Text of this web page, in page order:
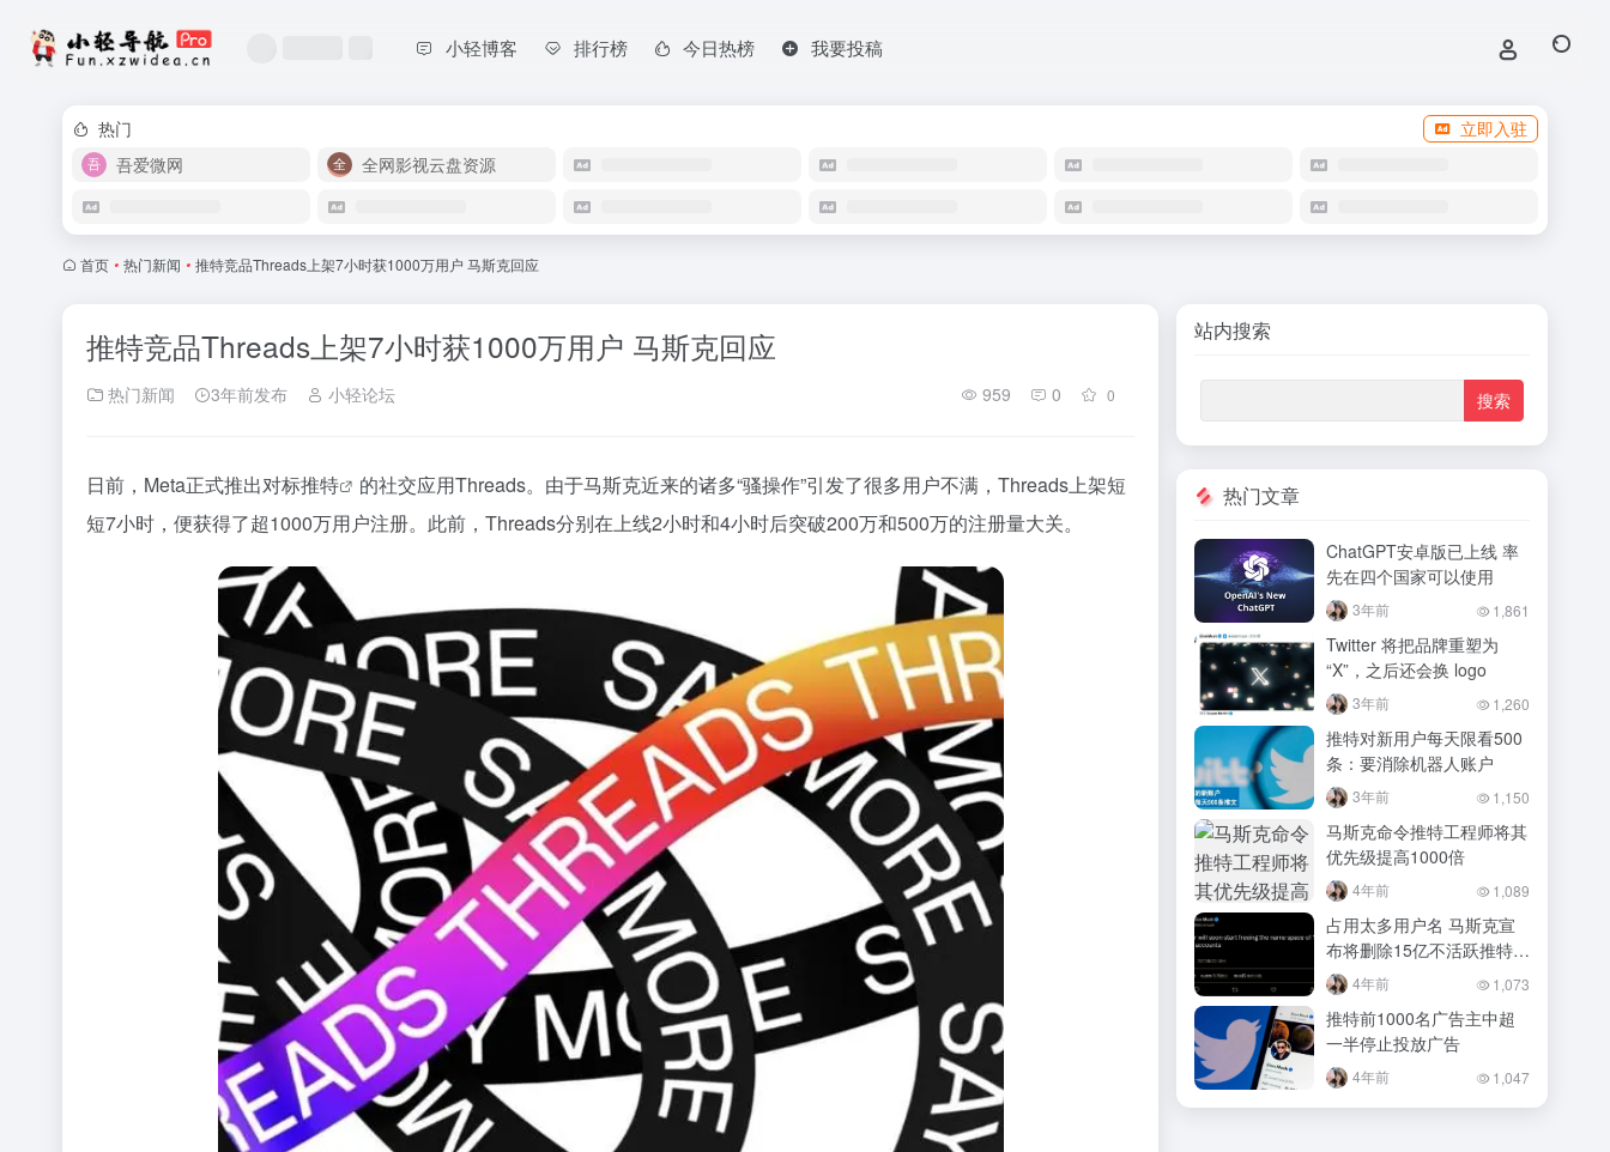
小轻博客 排行榜 今日热榜 我要投稿
热门
立即入驻
吾爱微网
全网影视云盘资源
首页 • 热门新闻 • 推特竞品Threads上架7小时获1000万用户 马斯克回应
推特竞品Threads上架7小时获1000万用户 马斯克回应
热门新闻 3年前发布 小轻论坛 959 0 0
日前，Meta正式推出对标推特
的社交应用Threads。由于马斯克近来的诸多“骚操作”引发了很多用户不满，Threads上架短
短7小时，便获得了超1000万用户注册。此前，Threads分别在上线2小时和4小时后突破200万和500万的注册量大关。
站内搜索
热门文章
ChatGPT安卓版已上线 率
先在四个国家可以使用
3年前 1,861
Twitter 将把品牌重塑为
“X”，之后还会换 logo
3年前 1,260
推特对新用户每天限看500
条：要消除机器人账户
3年前 1,150
马斯克命令推特工程师将其
优先级提高1000倍
4年前 1,089
占用太多用户名 马斯克宣
布将删除15亿不活跃推特账
号 4年前 1,073
推特前1000名广告主中超
一半停止投放广告
4年前 1,047